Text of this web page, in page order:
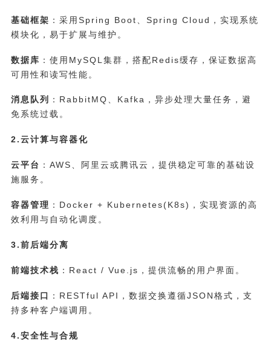
基础框架 ：采用Spring Boot、Spring Cloud，实现系统
模块化，易于扩展与维护。
数据库 ：使用MySQL集群，搭配Redis缓存，保证数据高
可用性和读写性能。
消息队列
：RabbitMQ、Kafka，异步处理大量任务，避
免系统过载。
2.云计算与容器化
云平台 ：AWS、阿里云或腾讯云，提供稳定可靠的基础设
施服务。
容器管理 ：Docker + Kubernetes(K8s)，实现资源的高
效利用与自动化调度。
3.前后端分离
前端技术栈 ：React / Vue.js，提供流畅的用户界面。
后端接口
：RESTful API，数据交换遵循JSON格式，支
持多种客户端调用。
4.安全性与合规